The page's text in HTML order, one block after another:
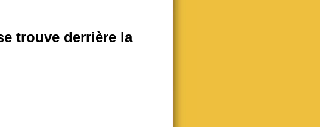
trouve derrière la